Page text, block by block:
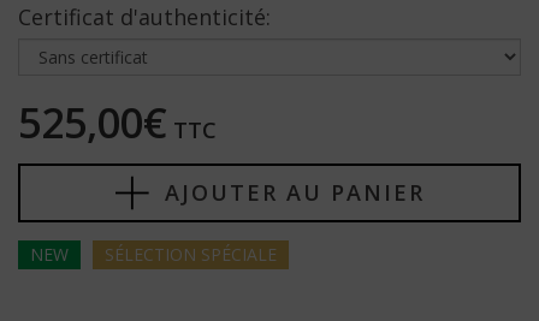
Certificat d'authenticité:
525,00€ TTC
AJOUTER AU PANIER
NEW SÉLECTION SPÉCIALE